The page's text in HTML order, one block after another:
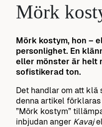
Mörk
Mörk kostym, hon –
personlighet. En
eller mönster är helt
sofistikerad ton.
Det handlar om att klä
denna artikel
”Mörk kostym”
inbjudan anger Kavaj